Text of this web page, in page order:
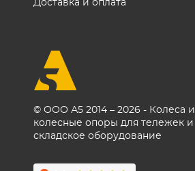
© ООО А5 2014 – 2026 - Колеса и
колесные опоры для тележек и
складское оборудование
Доставка и оплата